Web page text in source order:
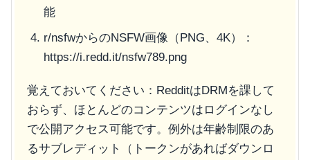
能
r/nsfwからのNSFW画像（PNG、4K）：
https://i.redd.it/nsfw789.png
覚えておいてください：RedditはDRMを課して
おらず、ほとんどのコンテンツはログインなし
で公開アクセス可能です。例外は年齢制限のあ
るサブレディット（トークンがあればダウンロ